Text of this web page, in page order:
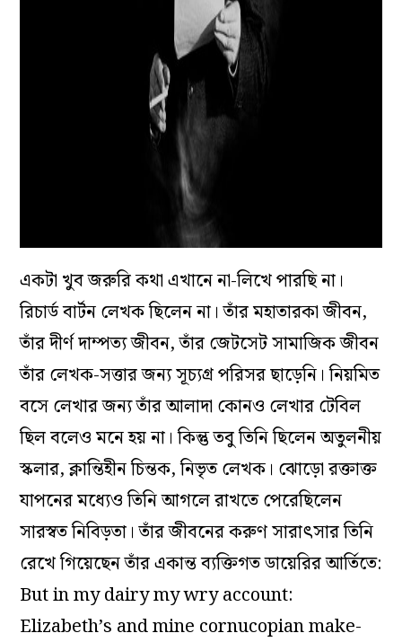
একটা খুব জরুরি কথা এখানে না-লিখে পারছি না।
রিচার্ড বার্টন লেখক ছিলেন না। তাঁর মহাতারকা জীবন,
তাঁর দীর্ণ দাম্পত্য জীবন, তাঁর জেটসেট সামাজিক জীবন
তাঁর লেখক-সত্তার জন্য সূচ্যগ্র পরিসর ছাড়েনি। নিয়মিত
বসে লেখার জন্য তাঁর আলাদা কোনও লেখার টেবিল
ছিল বলেও মনে হয় না। কিন্তু তবু তিনি ছিলেন অতুলনীয়
স্কলার, ক্লান্তিহীন চিন্তক, নিভৃত লেখক। ঝোড়ো রক্তাক্ত
যাপনের মধ্যেও তিনি আগলে রাখতে পেরেছিলেন
সারস্বত নিবিড়তা। তাঁর জীবনের করুণ সারাৎসার তিনি
রেখে গিয়েছেন তাঁর একান্ত ব্যক্তিগত ডায়েরির আর্তিতে:
But in my dairy my wry account:
Elizabeth’s and mine cornucopian make-